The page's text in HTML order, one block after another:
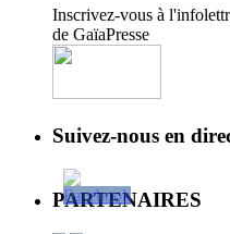
Inscrivez-vous à
de GaïaPresse
Suivez-nous en
PARTENAIRES